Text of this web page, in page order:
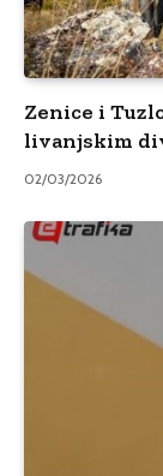
Zenice i
livanjskim
02/03/2026